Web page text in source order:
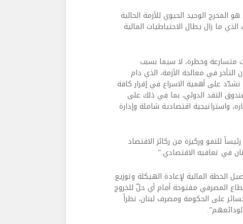
المخرج الوحيد الحيوي للأزمة الحالية
ما زال يطال الاحتياطيات المالية
متسارعة وخطرة، لا سيما بسبب
في معالجة الأزمة، الذي دام
الـ٣٥ مليار دولار. لذلك، نشدّد على أهمية الاسراع في إقرار كافة
النقد الدولي، بما في ذلك على
واستراتيجية اقتصادية شاملة وإدارة
للنمو وركيزة من ركائز الاقتصاد
في تعافيه الاقتصادي.”
الخطة المالية لإعادة الهيكلة وتوزيع
المصرفي مفتوحة أمام أي حلّ للخروج
على الحكومة ومصرف لبنان، نظراً